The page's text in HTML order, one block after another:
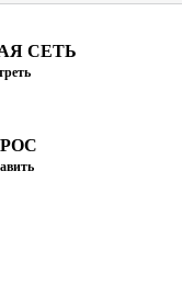
СЕТЬ